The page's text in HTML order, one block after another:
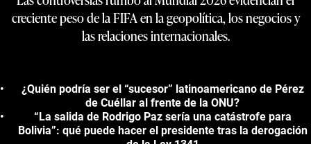
creciente peso de la FIFA en la geopolítica, los negocios y
las relaciones internacionales.
¿Quién podría ser el “sucesor” latinoamericano de Pérez
de Cuéllar al frente de la ONU?
“La salida de Rodrigo Paz sería una catástrofe para
Bolivia”: qué puede hacer el presidente tras la derogación